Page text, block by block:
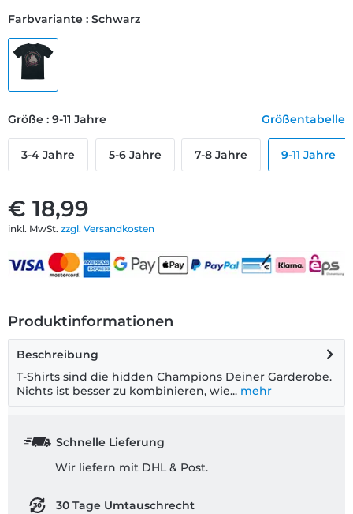
€ 18,99
inkl. MwSt. zzgl. Versandkosten
Farbvariante : Schwarz
Größe : 9-11 Jahre Größentabelle
3-4 Jahre 5-6 Jahre 7-8 Jahre 9-11 Jahre
Produktinformationen
Beschreibung
T-Shirts sind die hidden Champions Deiner Garderobe.
Nichts ist besser zu kombinieren, wie... mehr
Schnelle Lieferung
Wir liefern mit DHL & Post.
30 Tage Umtauschrecht